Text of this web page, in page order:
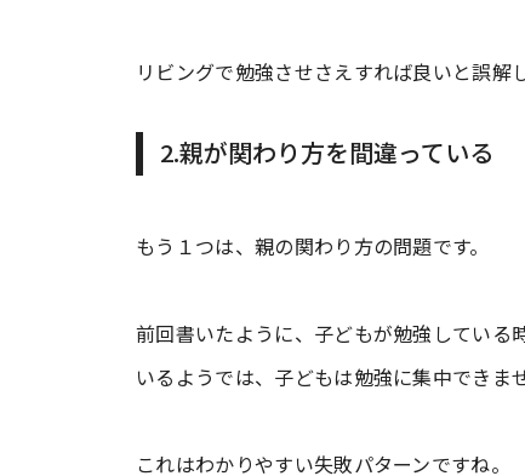
リビングで勉強させさえすれば良いと誤解
2.親が関わり方を間違っている
もう１つは、親の関わり方の問題です。
前回書いたように、子どもが勉強している
いるようでは、子どもは勉強に集中できま
これはわかりやすい失敗パターンですね。